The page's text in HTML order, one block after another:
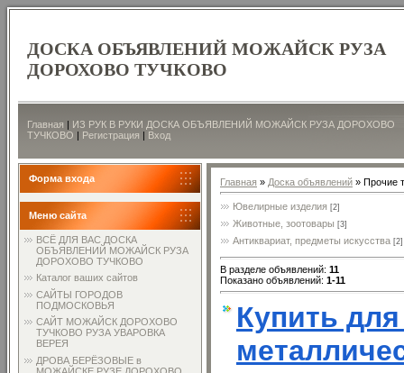
ДОСКА ОБЪЯВЛЕНИЙ МОЖАЙСК РУЗА
ДОРОХОВО ТУЧКОВО
Главная | ИЗ РУК В РУКИ ДОСКА ОБЪЯВЛЕНИЙ МОЖАЙСК РУЗА ДОРОХОВО
ТУЧКОВО | Регистрация | Вход
Форма входа
Меню сайта
ВСЁ ДЛЯ ВАС ДОСКА
ОБЪЯВЛЕНИЙ МОЖАЙСК РУЗА
ДОРОХОВО ТУЧКОВО
Каталог ваших сайтов
САЙТЫ ГОРОДОВ
ПОДМОСКОВЬЯ
САЙТ МОЖАЙСК ДОРОХОВО
ТУЧКОВО РУЗА УВАРОВКА
ВЕРЕЯ
ДРОВА БЕРЁЗОВЫЕ в
МОЖАЙСКЕ РУЗЕ ДОРОХОВО
Главная » Доска объявлений » Прочие
Ювелирные изделия [2]
Животные, зоотовары [3]
Антиквариат, предметы искусства [2]
В разделе объявлений: 11
Показано объявлений: 1-11
Купить